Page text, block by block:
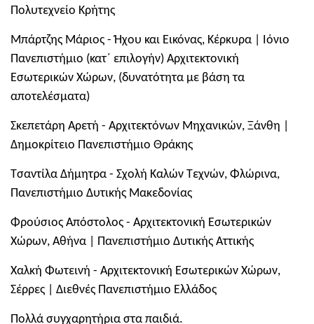
Πολυτεχνείο Κρήτης
Μπάρτζης Μάριος - Ήχου και Εικόνας, Κέρκυρα | Ιόνιο
Πανεπιστήμιο (κατ΄ επιλογήν) Αρχιτεκτονική
Εσωτερικών Χώρων, (δυνατότητα με βάση τα
αποτελέσματα)
Σκεπετάρη Αρετή - Αρχιτεκτόνων Μηχανικών, Ξάνθη |
Δημοκρίτειο Πανεπιστήμιο Θράκης
Τσαντίλα Δήμητρα - Σχολή Καλών Τεχνών, Φλώρινα,
Πανεπιστήμιο Δυτικής Μακεδονίας
Φρούσιος Απόστολος - Αρχιτεκτονική Εσωτερικών
Χώρων, Αθήνα | Πανεπιστήμιο Δυτικής Αττικής
Χαλκή Φωτεινή - Αρχιτεκτονική Εσωτερικών Χώρων,
Σέρρες | Διεθνές Πανεπιστήμιο Ελλάδος
Πολλά συγχαρητήρια στα παιδιά.